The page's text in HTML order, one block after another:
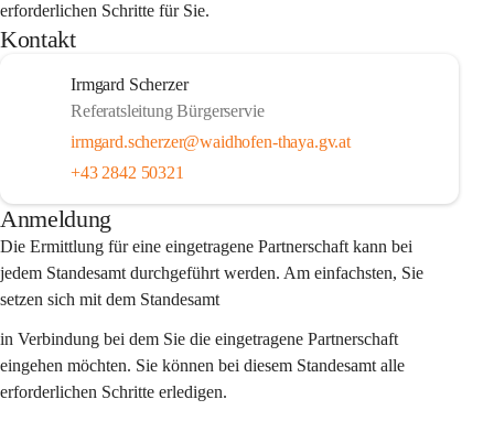
erforderlichen Schritte für Sie.
Kontakt
Irmgard Scherzer
Referatsleitung Bürgerservie
irmgard.scherzer@waidhofen-thaya.gv.at
+43 2842 50321
Anmeldung
Die Ermittlung für eine eingetragene Partnerschaft kann bei
jedem Standesamt durchgeführt werden. Am einfachsten, Sie
setzen sich mit dem Standesamt
in Verbindung bei dem Sie die eingetragene Partnerschaft
eingehen möchten. Sie können bei diesem Standesamt alle
erforderlichen Schritte erledigen.